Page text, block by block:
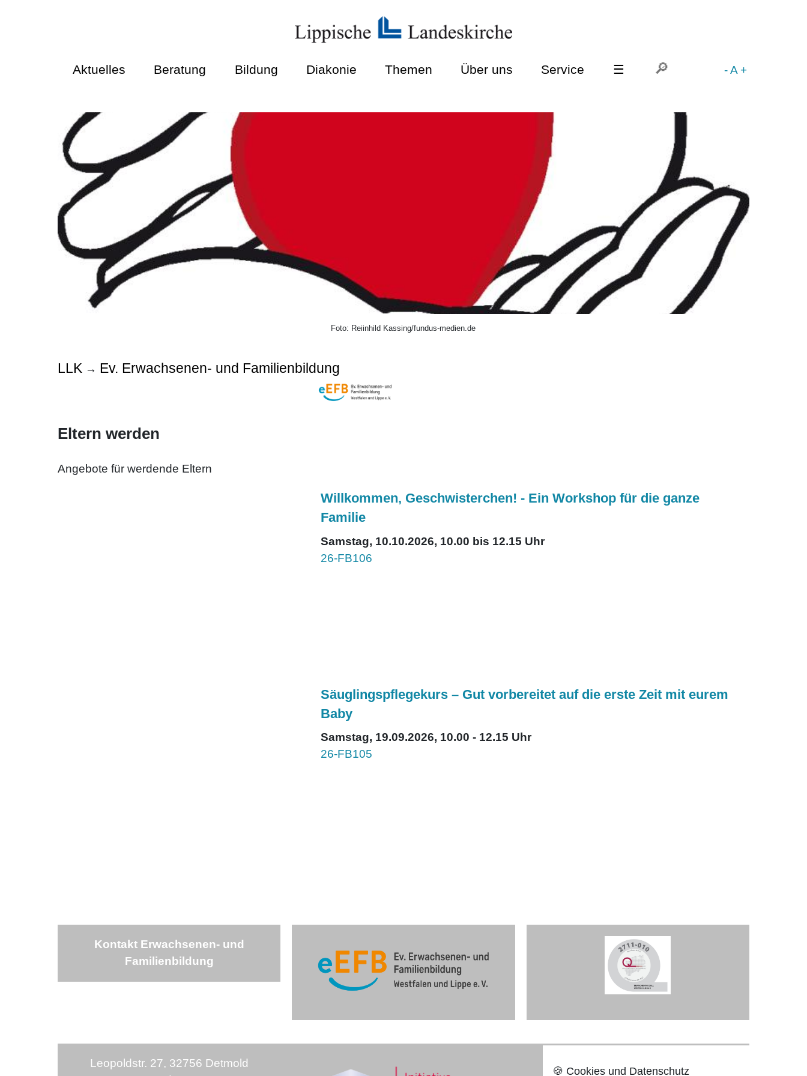
Aktuelles Beratung Bildung Diakonie Themen Über uns Service ☰ -A +
Foto: Reiinhild Kassing/fundus-medien.de
LLK→ Ev. Erwachsenen- und Familienbildung
Eltern werden
Angebote für werdende Eltern
Willkommen, Geschwisterchen! - Ein Workshop für die ganze
Familie
Samstag, 10.10.2026, 10.00 bis 12.15 Uhr
26-FB106
Säuglingspflegekurs – Gut vorbereitet auf die erste Zeit mit eurem
Baby
Samstag, 19.09.2026, 10.00 - 12.15 Uhr
26-FB105
Kontakt Erwachsenen- und
Familienbildung
Leopoldstr. 27, 32756 Detmold
🍪 Cookies und Datenschutz